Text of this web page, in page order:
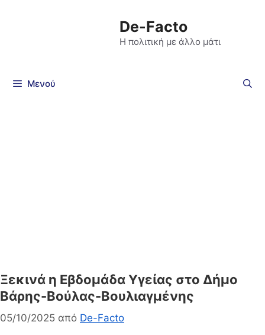
De-Facto
Η πολιτική με άλλο μάτι
Μενού
Ξεκινά η Εβδομάδα Υγείας στο Δήμο
Βάρης-Βούλας-Βουλιαγμένης
05/10/2025 από De-Facto